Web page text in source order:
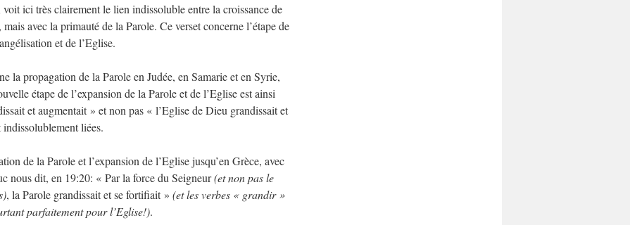
ici très clairement le lien indissoluble entre la croissance de
avec la primauté de la Parole. Ce verset concerne l’étape de
et de l’Eglise.
la propagation de la Parole en Judée, en Samarie et en Syrie,
étape de l’expansion de la Parole et de l’Eglise est ainsi
et augmentait » et non pas « l’Eglise de Dieu grandissait et
liées.
de la Parole et l’expansion de l’Eglise jusqu’en Grèce, avec
nous dit, en 19:20: « Par la force du Seigneur(et non pas le
, la Parole grandissait et se fortifiait » (et les verbes « grandir »
parfaitement pour l’Eglise!).